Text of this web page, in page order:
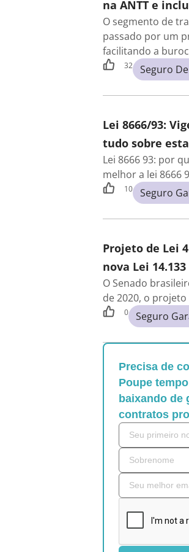
na ANTT e
O segmento de
passado por um
facilitando a
32 Seguro
Lei 8666/93:
tudo sobre
Lei 8666 93: por
melhor a lei 8666
10 Seguro
Projeto de Lei
nova Lei
O Senado
de 2020, o
0 Seguro
Precisa de
Poupe
baixando de
contratos